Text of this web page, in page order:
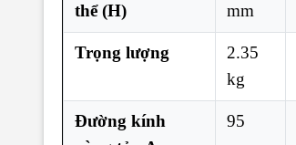
thể (H)
mm
Trọng lượng
2.35
kg
Đường kính
95